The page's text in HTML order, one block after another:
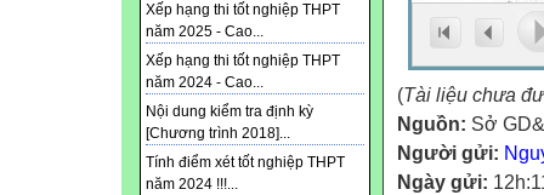
Xếp hạng thi tốt nghiệp THPT
năm 2025 - Cao...
Xếp hạng thi tốt nghiệp THPT
năm 2024 - Cao...
Nội dung kiểm tra định kỳ
[Chương trình 2018]...
Tính điểm xét tốt nghiệp THPT
năm 2024 !!!...
(Tài liệu chưa
Nguồn: Sở
Người gửi:
Ngày gửi: